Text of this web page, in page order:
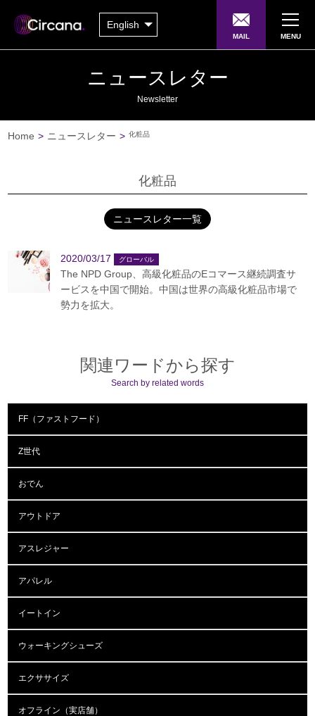
English
MAIL MENU
ニュースレター
Newsletter
Home > ニュースレター > 化粧品
化粧品
ニュースレター一覧
2020/03/17
The NPD Group、高級化粧品のEコマース継続調査サ
ービスを中国で開始。中国は世界の高級化粧品市場で
勢力を拡大。
関連ワードから探す
Search by related words
FF（ファストフード）
Z世代
おでん
アウトドア
アスレジャー
アパレル
イートイン
ウォーキングシューズ
エクササイズ
オフライン（実店舗）